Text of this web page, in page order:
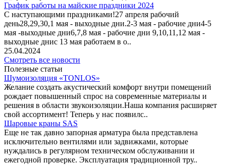
График работы на майские праздники 2024
С наступающими праздниками!27 апреля рабочий
день28,29,30,1 мая - выходные дни.2-3 мая - рабочие дни4-5
мая -выходные дни6,7,8 мая - рабочие дни 9,10,11,12 мая -
выходные днис 13 мая работаем в о..
25.04.2024
Смотреть все новости
Полезные статьи
Шумоизоляция «TONLOS»
Желание создать акустический комфорт внутри помещений
рождает повышенный спрос на современные материалы и
решения в области звукоизоляции.Наша компания расширяет
свой ассортимент! Теперь у нас появилс..
Шаровые краны SAS
Еще не так давно запорная арматура была представлена
исключительно вентилями или задвижками, которые
нуждались в регулярном техническом обслуживании и
ежегодной проверке. Эксплуатация традиционной тру..